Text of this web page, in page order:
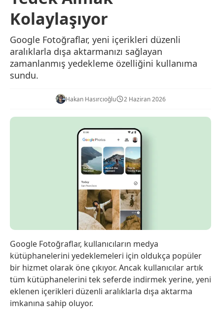
Kolaylaşıyor
Google Fotoğraflar, yeni içerikleri düzenli
aralıklarla dışa aktarmanızı sağlayan
zamanlanmış yedekleme özelliğini kullanıma
sundu.
Hakan Hasırcıoğlu 2 Haziran 2026
Google Fotoğraflar, kullanıcıların medya
kütüphanelerini yedeklemeleri için oldukça popüler
bir hizmet olarak öne çıkıyor. Ancak kullanıcılar artık
tüm kütüphanelerini tek seferde indirmek yerine, yeni
eklenen içerikleri düzenli aralıklarla dışa aktarma
imkanına sahip oluyor.